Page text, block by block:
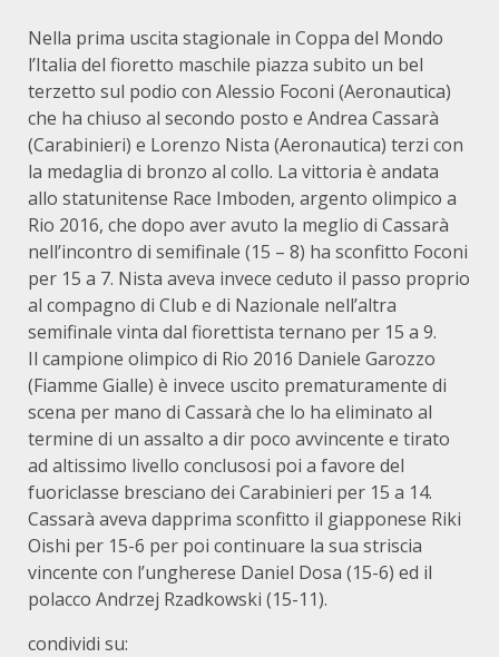
Nella prima uscita stagionale in Coppa del Mondo
l’Italia del fioretto maschile piazza subito un bel
terzetto sul podio con Alessio Foconi (Aeronautica)
che ha chiuso al secondo posto e Andrea Cassarà
(Carabinieri) e Lorenzo Nista (Aeronautica) terzi con
la medaglia di bronzo al collo. La vittoria è andata
allo statunitense Race Imboden, argento olimpico a
Rio 2016, che dopo aver avuto la meglio di Cassarà
nell’incontro di semifinale (15 – 8) ha sconfitto Foconi
per 15 a 7. Nista aveva invece ceduto il passo proprio
al compagno di Club e di Nazionale nell’altra
semifinale vinta dal fiorettista ternano per 15 a 9.
Il campione olimpico di Rio 2016 Daniele Garozzo
(Fiamme Gialle) è invece uscito prematuramente di
scena per mano di Cassarà che lo ha eliminato al
termine di un assalto a dir poco avvincente e tirato
ad altissimo livello conclusosi poi a favore del
fuoriclasse bresciano dei Carabinieri per 15 a 14.
Cassarà aveva dapprima sconfitto il giapponese Riki
Oishi per 15-6 per poi continuare la sua striscia
vincente con l’ungherese Daniel Dosa (15-6) ed il
polacco Andrzej Rzadkowski (15-11).
condividi su: